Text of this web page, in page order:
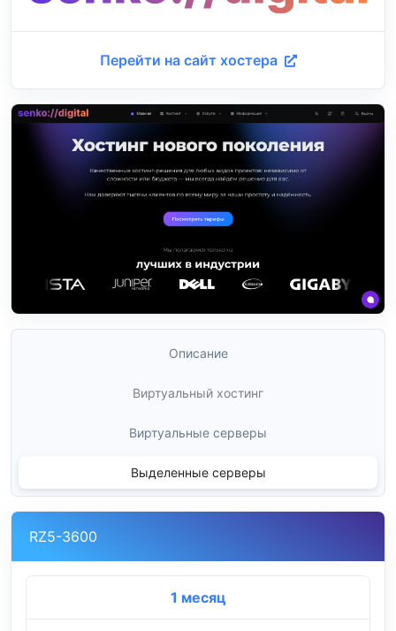
Перейти на сайт хостера
Описание
Виртуальный хостинг
Виртуальные серверы
Выделенные серверы
RZ5-3600
1 месяц